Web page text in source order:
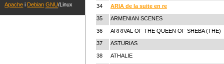
Apache i Debian GNU/Linux 34 ARIA de la suite en re
35 ARMENIAN SCENES
36 ARRIVAL OF THE QUEEN OF SHEBA (THE)
37 ASTURIAS
38 ATHALIE